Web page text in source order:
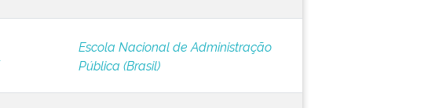
Escola Nacional de Administração
Pública (Brasil)